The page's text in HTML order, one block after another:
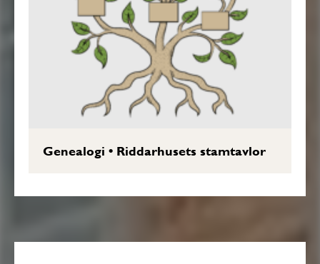
Genealogi • Riddarhusets stamtavlor